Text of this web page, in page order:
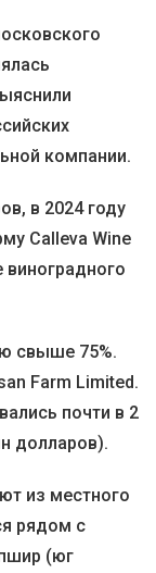
компании.
в 2024 году
Calleva Wine
свыше 75%.
Farm Limited.
почти в 2
долларов).
из местного
рядом с
(юг